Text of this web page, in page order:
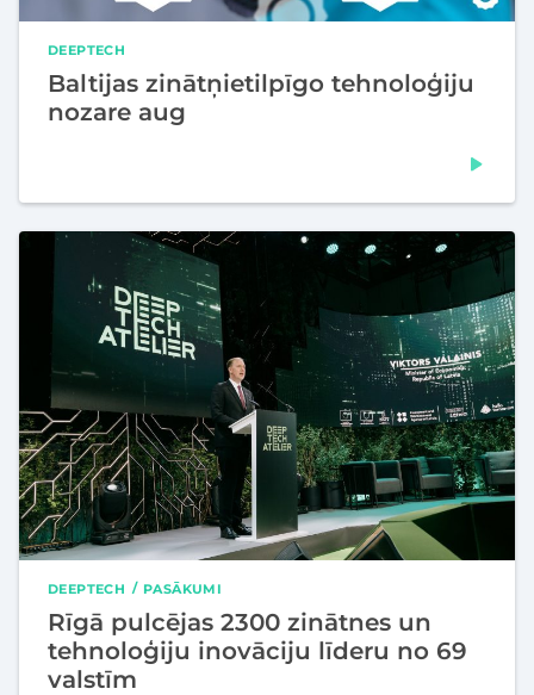
DEEPTECH
Baltijas zinātņietilpīgo tehnoloģiju
nozare aug
DEEPTECH PASĀKUMI
Rīgā pulcējas 2300 zinātnes un
tehnoloģiju inovāciju līderu no 69
valstīm